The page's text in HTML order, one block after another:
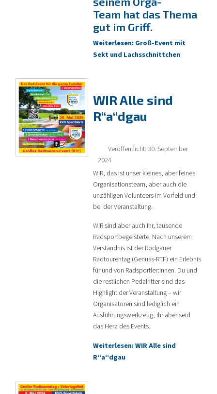
Team hat das Thema
gut im Griff.
Weiterlesen: Groß-Event mit
Sekt und Lachsschnittchen
WIR Alle sind
R“a“dgau
Veröffentlicht: 30. September
2024
WIR, das ist unser kleines, aber feines
Organisationsteam, aber auch die
unzähligen Volunteers im Vorfeld und
bei der Veranstaltung.
WIR sind aber auch Ihr, tausende
Radsportbegeisterte. Nach unserem
Verständnis ist der Rodgauer
Radtourentag (Genuss-RTF) ein Erlebnis
für und von Radsportler:innen. Du und
die restlichen Pedalritter sind das
Highlight der Veranstaltung – wir
Organisatoren sind lediglich ein
Ausführungswerkzeug, ihr aber seid
das Herz des Events.
Weiterlesen: WIR Alle sind
R“a“dgau